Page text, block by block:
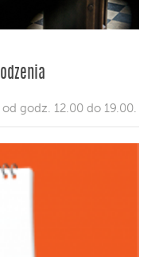
godz. 12.00 do 19.00.